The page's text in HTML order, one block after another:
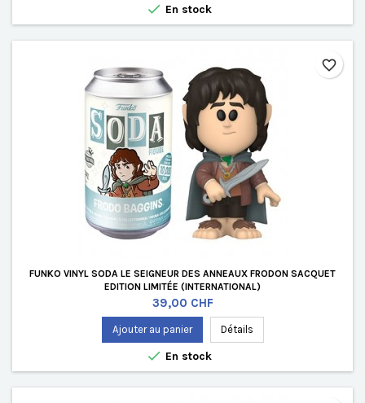
 En stock
FUNKO VINYL SODA LE SEIGNEUR DES ANNEAUX FRODON SACQUET
EDITION LIMITÉE (INTERNATIONAL)
Prix
39,00 CHF
Ajouter au panier Détails
 En stock
favorite_border